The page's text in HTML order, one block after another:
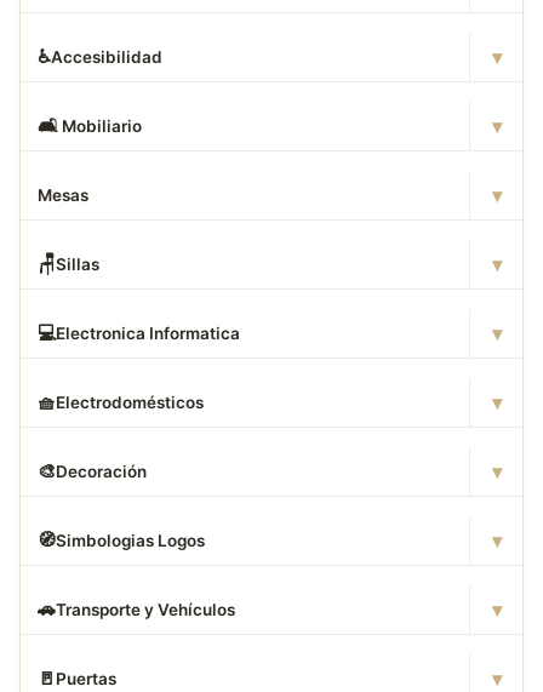
♿Accesibilidad ▾
🛋 ️ Mobiliario ▾
Mesas ▾
🪑Sillas ▾
💻Electronica Informatica ▾
🧺Electrodomésticos ▾
🎨Decoración ▾
🧭Simbologias Logos ▾
🚗Transporte y Vehículos ▾
🚪 Puertas ▾